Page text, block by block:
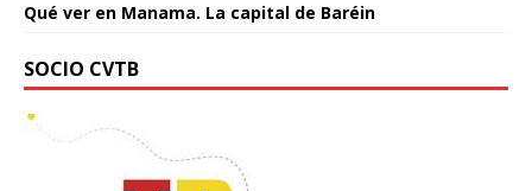
Qué ver en Manama. La capital de Baréin
SOCIO CVTB